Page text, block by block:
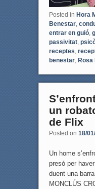
Posted in Hora
Benestar,
entrar en guió,
passivitat,
receptes
benestar, Rosa
un
de Flix
Posted on 18/
Un home
presó per
duent una
MONCLÚS